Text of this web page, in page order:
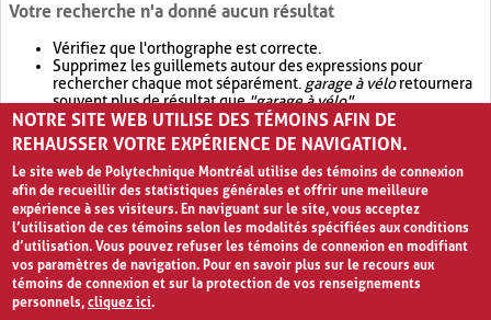
Votre recherche n'a donné aucun résultat
Vérifiez que l'orthographe est correcte.
Supprimez les guillemets autour des expressions pour
rechercher chaque mot séparément. garage à véloretournera
souvent plus de résultat que"garage à vélo".
Envisagez d'élargir votre recherche avec OR.garage OR vélo
retournera souvent plus de résultat quegarage à vélo
NOTRE SITE WEB UTILISE DES TÉMOINS AFIN DE
REHAUSSER VOTRE EXPÉRIENCE DE NAVIGATION.
Le site web de Polytechnique Montréal utilise des témoins de connexion
afin de recueillir des statistiques générales et offrir une meilleure
expérience à ses visiteurs. En naviguant sur le site, vous acceptez
l’utilisation de ces témoins selon les modalités spécifiées aux conditions
d’utilisation. Vous pouvez refuser les témoins de connexion en modifiant
vos paramètres de navigation. Pour en savoir plus sur le recours aux
témoins de connexion et sur la protection de vos renseignements
personnels,cliquez ici.